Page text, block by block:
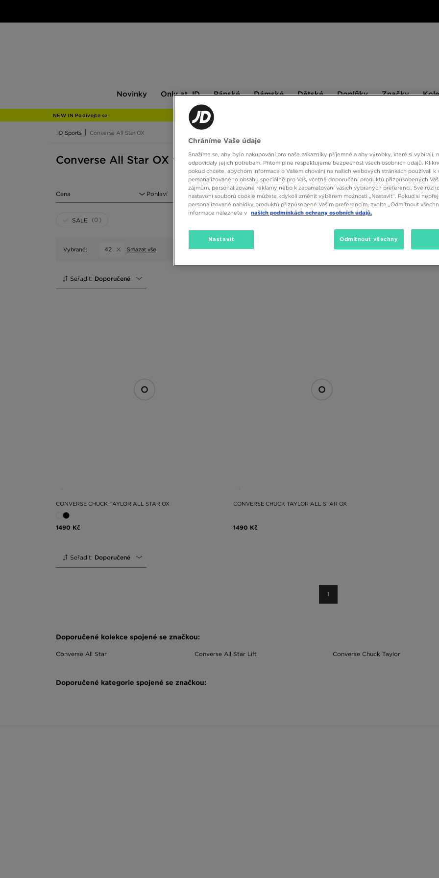
Novinky
JD
Only at JD Pánské Dámské Dětské Doplňky Značky
NEW IN Podívejte se
JD Sports Converse All Star OX
Converse All Star OX velikost 42
Cena Pohlaví Velikost 1 Barva
SALE (0)
Vybrané: 42 Smazat vše
Seřadit: Doporučené
CONVERSE CHUCK TAYLOR ALL STAR OX
1490 Kč
CONVERSE CHUCK TAYLOR ALL STAR OX
1490 Kč
Seřadit: Doporučené
1
Doporučené kolekce spojené se značkou:
Converse All Star Converse All Star Lift Converse Chuck Taylor
Doporučené kategorie spojené se značkou:
Chráníme Vaše údaje
Snažíme se, aby bylo nakupování pro naše zákazníky příjemné a aby výrobky, které si vybírají,
odpovídaly jejich potřebám. Přitom plně respektujeme bezpečnost všech osobních údajů.
pokud chcete, abychom informace o Vašem chování na našich webových stránkách používali k
personalizovaného obsahu speciálně pro Vás, včetně doporučení produktů přizpůsobených
zájmům, personalizované reklamy nebo k zapamatování vašich vybraných preferencí. Své
nastavení souborů cookie můžete kdykoli změnit výběrem možnosti „Nastavit“. Pokud si
personalizované nabídky produktů přizpůsobené Vašim preferencím, zvolte „Odmítnout
informace naleznete v našich podmínkách ochrany osobních údajů.
Nastavit Odmítnout všechny